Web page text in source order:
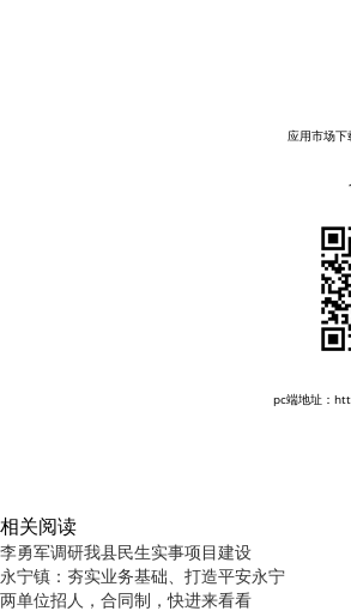
应用市场下
pc端地址：
相关阅读
李勇军调研我县民生实事项目建设
永宁镇：夯实业务基础、打造平安永宁
两单位招人，合同制，快进来看看